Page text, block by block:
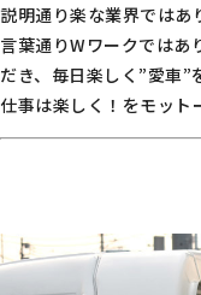
説明通り楽な業界ではあ
言葉通りWワークではあ
だき、毎日楽しく”愛車”
仕事は楽しく！をモット